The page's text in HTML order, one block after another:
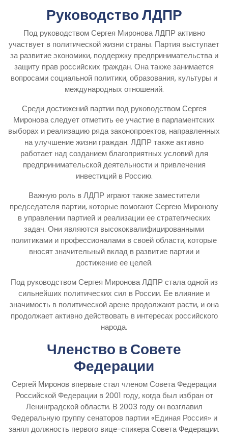
Руководство ЛДПР
Под руководством Сергея Миронова ЛДПР активно
участвует в политической жизни страны. Партия выступает
за развитие экономики, поддержку предпринимательства и
защиту прав российских граждан. Она также занимается
вопросами социальной политики, образования, культуры и
международных отношений.
Среди достижений партии под руководством Сергея
Миронова следует отметить ее участие в парламентских
выборах и реализацию ряда законопроектов, направленных
на улучшение жизни граждан. ЛДПР также активно
работает над созданием благоприятных условий для
предпринимательской деятельности и привлечения
инвестиций в Россию.
Важную роль в ЛДПР играют также заместители
председателя партии, которые помогают Сергею Миронову
в управлении партией и реализации ее стратегических
задач. Они являются высококвалифицированными
политиками и профессионалами в своей области, которые
вносят значительный вклад в развитие партии и
достижение ее целей.
Под руководством Сергея Миронова ЛДПР стала одной из
сильнейших политических сил в России. Ее влияние и
значимость в политической арене продолжают расти, и она
продолжает активно действовать в интересах российского
народа.
Членство в Совете
Федерации
Сергей Миронов впервые стал членом Совета Федерации
Российской Федерации в 2001 году, когда был избран от
Ленинградской области. В 2003 году он возглавил
Федеральную группу сенаторов партии «Единая Россия» и
занял должность первого вице-спикера Совета Федерации.